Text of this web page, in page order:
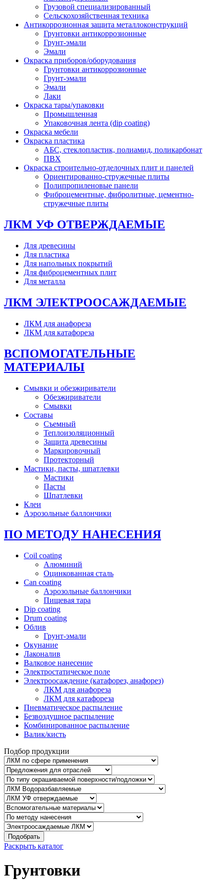
Грузовой специализированный
Сельскохозяйственная техника
Антикоррозионная защита металлоконструкций
Грунтовки антикоррозионные
Грунт-эмали
Эмали
Окраска приборов/оборудования
Грунтовки антикоррозионные
Грунт-эмали
Эмали
Лаки
Окраска тары/упаковки
Промышленная
Упаковочная лента (dip coating)
Окраска мебели
Окраска пластика
АБС, стеклопластик, полиамид, поликарбонат
ПВХ
Окраска строительно-отделочных плит и панелей
Ориентированно-стружечные плиты
Полипропиленовые панели
Фиброцементные, фибролитные, цементно-
стружечные плиты
ЛКМ УФ ОТВЕРЖДАЕМЫЕ
Для древесины
Для пластика
Для напольных покрытий
Для фиброцементных плит
Для металла
ЛКМ ЭЛЕКТРООСАЖДАЕМЫЕ
ЛКМ для анафореза
ЛКМ для катафореза
ВСПОМОГАТЕЛЬНЫЕ
МАТЕРИАЛЫ
Смывки и обезжириватели
Обезжириватели
Смывки
Составы
Съемный
Теплоизоляционный
Защита древесины
Маркировочный
Протекторный
Мастики, пасты, шпатлевки
Мастики
Пасты
Шпатлевки
Клеи
Аэрозольные баллончики
ПО МЕТОДУ НАНЕСЕНИЯ
Coil coating
Алюминий
Оцинкованная сталь
Can coating
Аэрозольные баллончики
Пищевая тара
Dip coating
Drum coating
Облив
Грунт-эмали
Окунание
Лаконалив
Валковое нанесение
Электростатическое поле
Электроосаждение (катафорез, анафорез)
ЛКМ для анафореза
ЛКМ для катафореза
Пневматическое распыление
Безвоздушное распыление
Комбинированное распыление
Валик/кисть
Подбор продукции
Подобрать
Раскрыть каталог
Грунтовки